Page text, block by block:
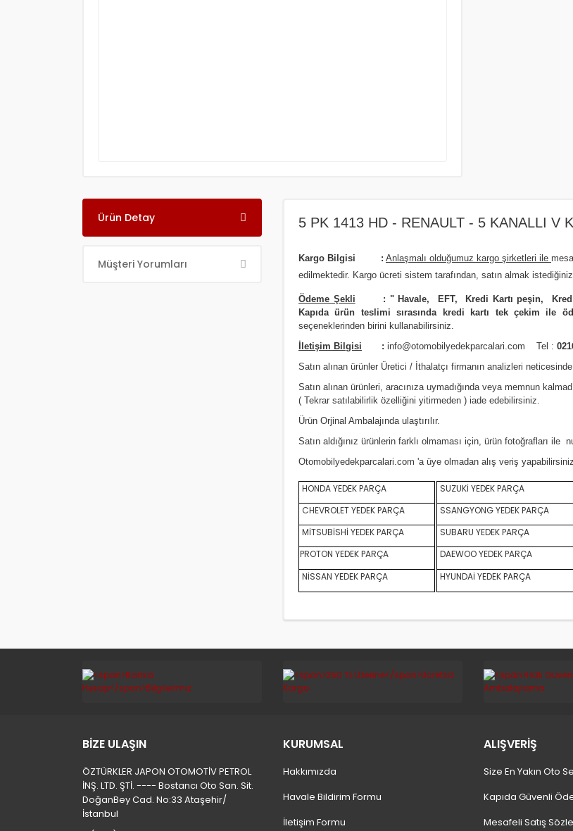
Ürün Detay
Müşteri Yorumları
5 PK 1413 HD - RENAULT - 5 KANALLI V
Kargo Bilgisi : Anlaşmalı olduğumuz kargo şirketleri ile m
edilmektedir. Kargo ücreti sistem tarafından, satın almak
Ödeme Şekli : " Havale, EFT, Kredi Kartı peşin,
Kapıda ürün teslimi sırasında kredi kartı tek çekim ile
seçeneklerinden birini kullanabilirsiniz.
İletişim Bilgisi : info@otomobilyedekparcalari.com Tel :
Satın alınan ürünler Üretici / İthalatçı firmanın analizleri neticesinde
Satın alınan ürünleri, aracınıza uymadığında veya memnun
( Tekrar satılabilirlik özelliğini yitirmeden ) iade edebilirsiniz.
Ürün Orjinal Ambalajında ulaştırılır.
Satın aldığınız ürünlerin farklı olmaması için, ürün fotoğrafları ile
Otomobilyedekparcalari.com 'a üye olmadan alış veriş
HONDA YEDEK PARÇA SUZUKİ YEDEK PARÇA
CHEVROLET YEDEK PARÇA
SSANGYONG YEDEK PARÇA
MİTSUBİSHİ YEDEK PARÇA
SUBARU YEDEK PARÇA
PROTON YEDEK PARÇA
DAEWOO YEDEK PARÇA
NİSSAN YEDEK PARÇA
HYUNDAİ YEDEK PARÇA
BİZE ULAŞIN
ÖZTÜRKLER JAPON OTOMOTİV PETROL
İNŞ. LTD. ŞTİ. ---- Bostancı Oto San. Sit.
DoğanBey Cad. No:33 Ataşehir/
İstanbul
KURUMSAL
Hakkımızda
Havale Bildirim Formu
İletişim Formu
ALIŞVERİŞ
Size En Yakın Oto
Kapıda Güvenli
Mesafeli Satış